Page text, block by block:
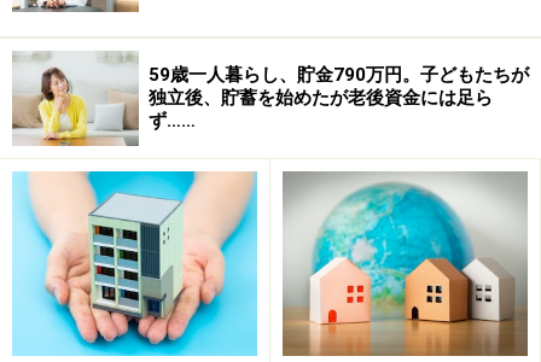
59歳一人暮らし、貯金790万円。子どもたちが
独立後、貯蓄を始めたが老後資金には足ら
ず……